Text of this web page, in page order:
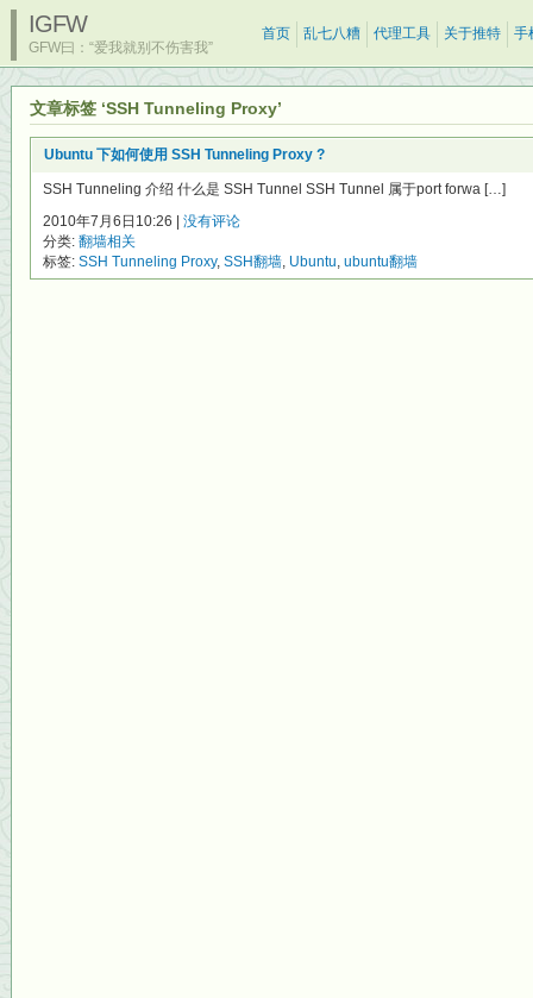
IGFW
GFW曰：“爱我就别不伤害我”
首页 乱七八糟 代理工具 关于推特 手
文章标签 ‘SSH Tunneling Proxy’
Ubuntu 下如何使用 SSH Tunneling Proxy ?
SSH Tunneling 介绍 什么是 SSH Tunnel SSH Tunnel 属于port forwa […]
2010年7月6日10:26 | 没有评论
分类: 翻墙相关
标签: SSH Tunneling Proxy, SSH翻墙, Ubuntu, ubuntu翻墙